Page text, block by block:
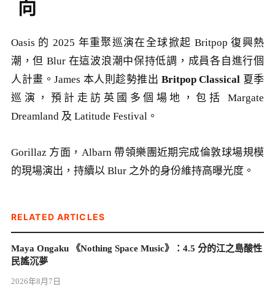
向
Oasis 的 2025 年重聚巡演在全球掀起 Britpop 復興熱
潮，但 Blur 在這波浪潮中保持低調，成員各自進行個
人計畫。James 本人則趁勢推出 Britpop Classical 夏季
巡演，預計走訪英國多個場地，包括 Margate
Dreamland 及 Latitude Festival。
Gorillaz 方面，Albarn 帶領樂團近期完成倫敦球場規模
的現場演出，持續以 Blur 之外的身份維持高曝光度。
RELATED ARTICLES
Maya Ongaku 《Nothing Space Music》：4.5 分的江之島酸性
民謠沉夢
2026年8月7日